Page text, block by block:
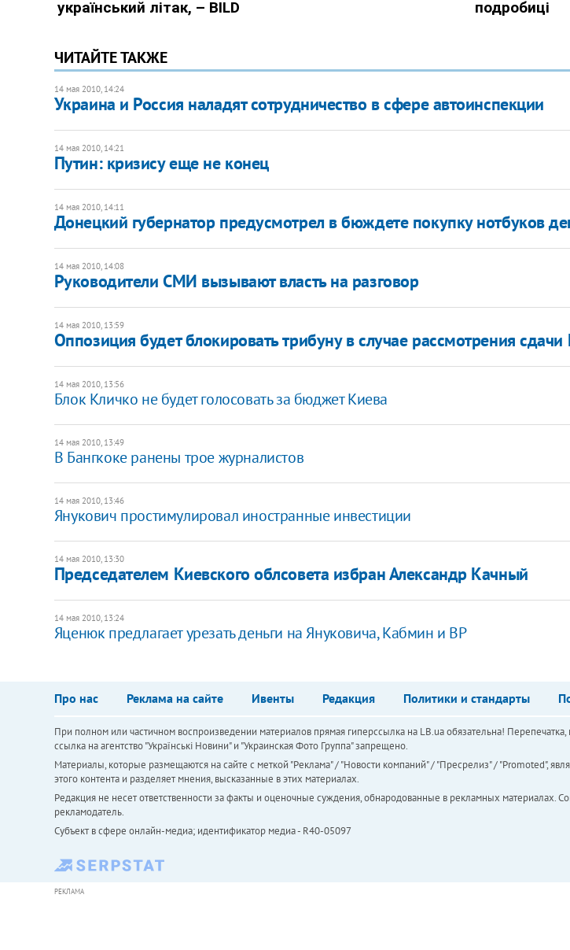
ЧИТАЙТЕ ТАКЖЕ
14 мая 2010, 14:24
Украина и Россия наладят сотрудничество в сфере автоинспекции
14 мая 2010, 14:21
Путин: кризису еще не конец
14 мая 2010, 14:11
Донецкий губернатор предусмотрел в бюждете покупку нотбуков
14 мая 2010, 14:08
Руководители СМИ вызывают власть на разговор
14 мая 2010, 13:59
Оппозиция будет блокировать трибуну в случае рассмотрения сдачи
14 мая 2010, 13:56
Блок Кличко не будет голосовать за бюджет Киева
14 мая 2010, 13:49
В Бангкоке ранены трое журналистов
14 мая 2010, 13:46
Янукович простимулировал иностранные инвестиции
14 мая 2010, 13:30
Председателем Киевского облсовета избран Александр Качный
14 мая 2010, 13:24
Яценюк предлагает урезать деньги на Януковича, Кабмин и ВР
Про нас Реклама на сайте Ивенты Редакция Политики и стандарты
При полном или частичном воспроизведении материалов прямая гиперссылка на LB.ua обязательна!
ссылка на агентство "Українськi Новини" и "Украинская Фото Группа" запрещено.
Материалы, которые размещаются на сайте с меткой "Реклама" / "Новости компаний" / "Пресрелиз" / "Promoted",
этого контента и разделяет мнения, высказанные в этих материалах.
Редакция не несет ответственности за факты и оценочные суждения, обнародованные в рекламных материалах.
рекламодатель.
Субъект в сфере онлайн-медиа; идентификатор медиа - R40-05097
РЕКЛАМА